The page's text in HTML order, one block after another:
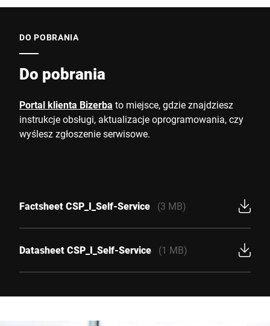
DO POBRANIA
Do pobrania
Portal klienta Bizerba to miejsce, gdzie znajdziesz
instrukcje obsługi, aktualizacje oprogramowania, czy
wyślesz zgłoszenie serwisowe.
Factsheet CSP_I_Self-Service (3 MB)
Datasheet CSP_I_Self-Service (1 MB)